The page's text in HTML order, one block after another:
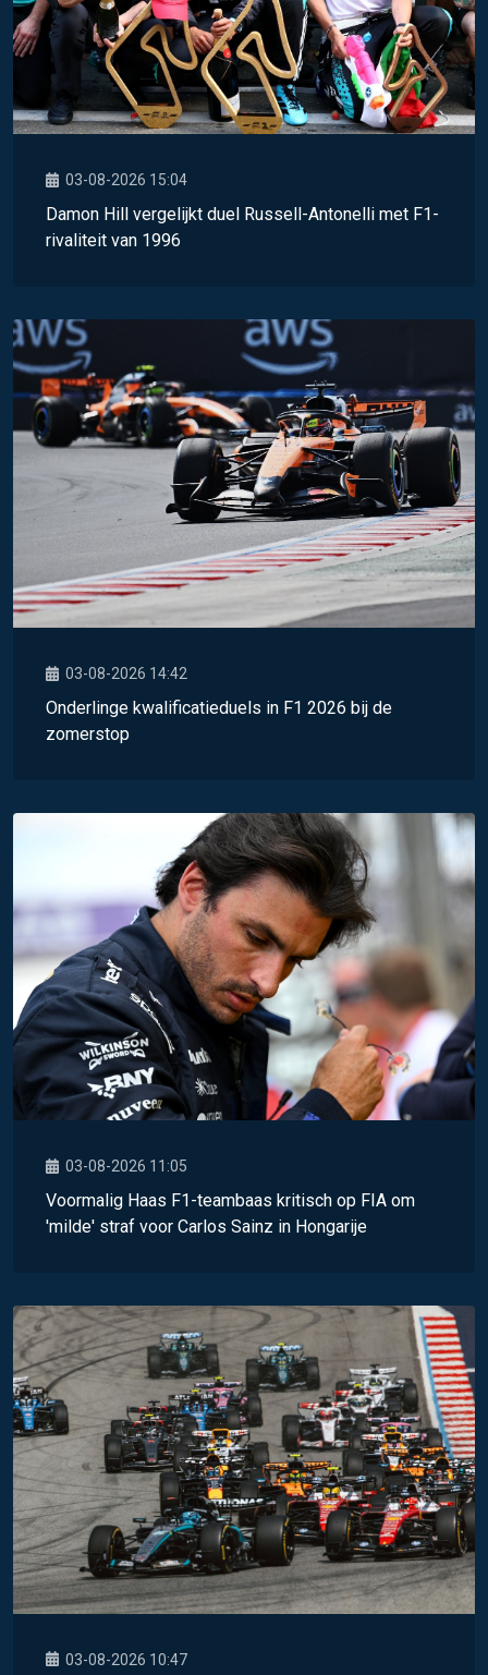
03-08-2026 15:04
Damon Hill vergelijkt duel Russell-Antonelli met F1-
rivaliteit van 1996
03-08-2026 14:42
Onderlinge kwalificatieduels in F1 2026 bij de
zomerstop
03-08-2026 11:05
Voormalig Haas F1-teambaas kritisch op FIA om
'milde' straf voor Carlos Sainz in Hongarije
03-08-2026 10:47